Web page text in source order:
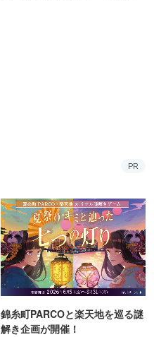
PR
錦糸町PARCOと楽天地を巡る謎
解き企画が開催！